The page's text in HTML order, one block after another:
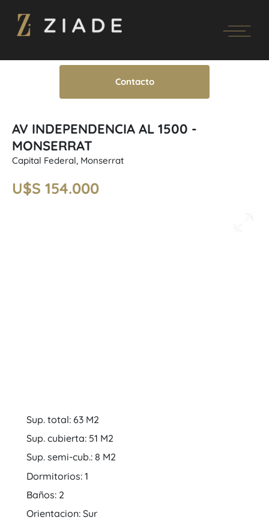
Contacto
AV INDEPENDENCIA AL 1500 -
MONSERRAT
Capital Federal, Monserrat
U$S 154.000
Sup. total: 63 M2
Sup. cubierta: 51 M2
Sup. semi-cub.: 8 M2
Dormitorios: 1
Baños: 2
Orientacion: Sur